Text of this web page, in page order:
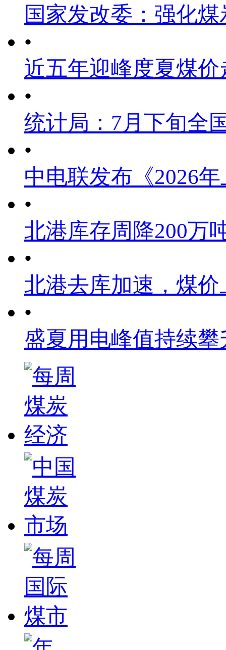
国家发改委：强化
•
近五年迎峰度夏煤价
•
统计局：7月下旬全
•
中电联发布《2026
•
北港库存周降200万
•
北港去库加速，煤
•
盛夏用电峰值持续